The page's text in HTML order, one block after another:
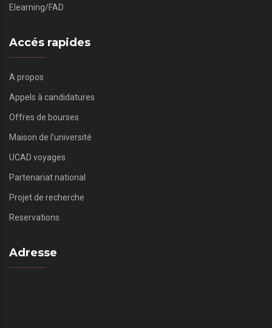
Elearning/FAD
Accés rapides
A propos
Appels à candidatures
Offres de bourses
Maison de l’université
UCAD voyages
Partenariat national
Projet de recherche
Reservations
Adresse